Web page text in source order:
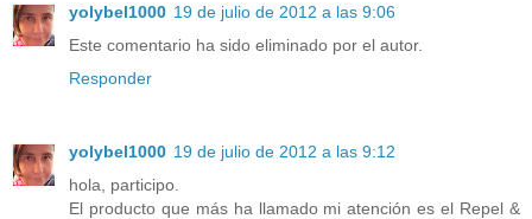
yolybel1000 19 de julio de 2012 a las 9:06
Este comentario ha sido eliminado por el autor.
Responder
yolybel1000 19 de julio de 2012 a las 9:12
hola, participo.
El producto que más ha llamado mi atención es el Repel &